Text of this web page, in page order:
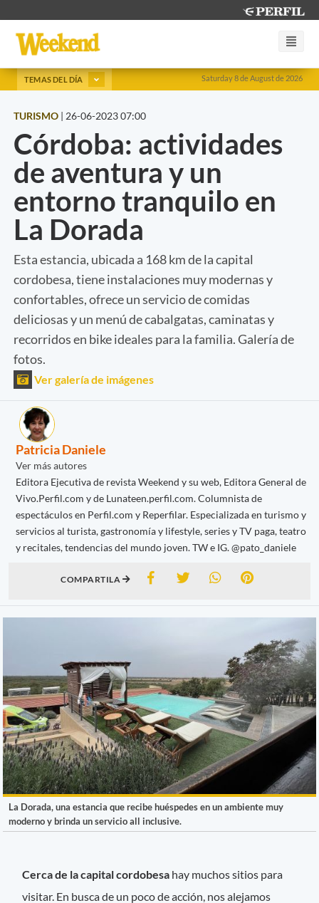
Saturday 8 de August de 2026
TEMAS DEL DÍA
TURISMO | 26-06-2023 07:00
Córdoba: actividades
de aventura y un
entorno tranquilo en
La Dorada
Esta estancia, ubicada a 168 km de la capital
cordobesa, tiene instalaciones muy modernas y
confortables, ofrece un servicio de comidas
deliciosas y un menú de cabalgatas, caminatas y
recorridos en bike ideales para la familia. Galería de
fotos.
Ver galería de imágenes
Patricia Daniele
Ver más autores
Editora Ejecutiva de revista Weekend y su web, Editora General de
Vivo.Perfil.com y de Lunateen.perfil.com. Columnista de
espectáculos en Perfil.com y Reperfilar. Especializada en turismo y
servicios al turista, gastronomía y lifestyle, series y TV paga, teatro
y recitales, tendencias del mundo joven. TW e IG. @pato_daniele
COMPARTILA
La Dorada, una estancia que recibe huéspedes en un ambiente muy
moderno y brinda un servicio all inclusive.
Cerca de la capital cordobesa hay muchos sitios para
visitar. En busca de un poco de acción, nos alejamos